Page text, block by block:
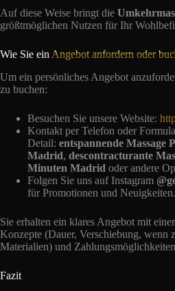
Auf diese Weise bringt die
größtmöglichen Nutzen für Ihr
Wie Sie ein Angebot anfordern oder
Um ein persönliches Angebot
zu buchen:
Besuchen Sie unsere Website:
Kontakt per Telefon oder
Detail: entspannende Massage
Madrid, descontracturante
Minuten Madrid oder andere
Folgen Sie uns auf Instagram
für Promotionen und Neuigkeiten.
Sie erhalten ein klares Angebot mit
Konzepte (Dauer, Verschiebung, wenn
Materialien) und
Fazit